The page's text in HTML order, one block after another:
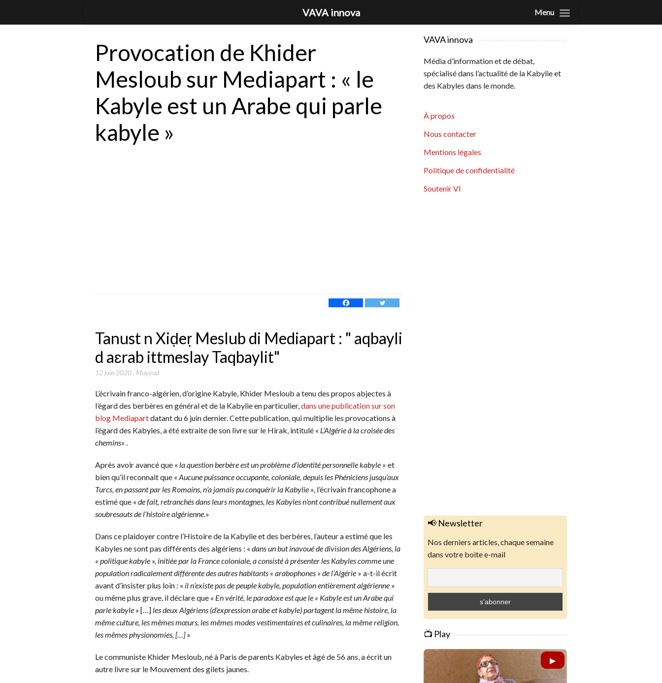
Provocation de Khider
Mesloub sur Mediapart : « le
Kabyle est un Arabe qui parle
kabyle »
Tanust n Xiḍeṛ Meslub di Mediapart : " aqbayli
d aɛrab ittmeslay Taqbaylit"
12 juin 2020, Muyyud
L’écrivain franco-algérien, d’origine Kabyle, Khider Mesloub a tenu des propos abjectes à
l’égard des berbères en général et de la Kabylie en particulier,dans une publication sur son
blog Mediapartdatant du 6 juin dernier. Cette publication, qui multiplie les provocations à
l’égard des Kabyles, a été extraite de son livre sur le Hirak, intitulé « L’Algérie à la croisée des
chemins« .
Après avoir avancé que « la question berbère est un problème d’identité personnelle kabyle » et
bien qu’il reconnait que «Aucune puissance occupante, coloniale, depuis les Phéniciens jusqu’aux
Turcs, en passant par les Romains, n’a jamais pu conquérir la Kabylie », l’écrivain francophone a
estimé que «de fait, retranchés dans leurs montagnes, les Kabyles n’ont contribué nullement aux
soubresauts de l’histoire algérienne.»
Dans ce plaidoyer contre l’Histoire de la Kabylie et des berbères, l’auteur a estimé que les
Kabyles ne sont pas différents des algériens : «dans un but inavoué de division des Algériens, la
« politique kabyle », initiée par la France coloniale, a consisté à présenter les Kabyles comme une
population radicalement différente des autres habitants « arabophones » de l’Algérie » a-t-il écrit
avant d’insister plus loin : « il n’existe pas de peuple kabyle, population entièrement algérienne »
ou même plus grave, il déclare que « En vérité, le paradoxe est que le « Kabyle est un Arabe qui
parle kabyle » […] les deux Algériens (d’expression arabe et kabyle) partagent la même histoire, la
même culture, les mêmes mœurs, les mêmes modes vestimentaires et culinaires, la même religion,
les mêmes physionomies, […]»
Le communiste Khider Mesloub, né à Paris de parents Kabyles et âgé de 56 ans, a écrit un
autre livre sur le Mouvement des gilets jaunes.
VAVA innova
Média d’information et de débat,
spécialisé dans l’actualité de la Kabylie et
des Kabyles dans le monde.
À propos
Nous contacter
Mentions légales
Politique de confidentialité
Soutenir VI
📢 Newsletter
Nos derniers articles, chaque semaine
dans votre boite e-mail
📺 Play
VAVA innova Menu